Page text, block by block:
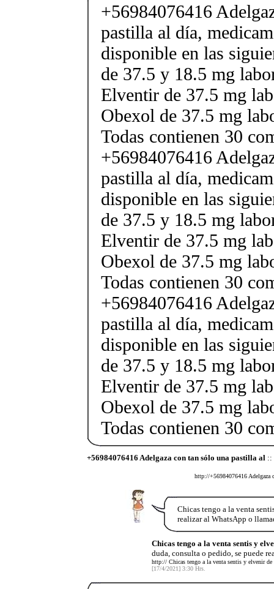
+56984076416
pastilla al día,
disponible en las
de 37.5 y 18.5 mg
Elventir de 37.5 mg
Obexol de 37.5 mg
Todas contienen 30
+56984076416
pastilla al día,
disponible en las
de 37.5 y 18.5 mg
Elventir de 37.5 mg
Obexol de 37.5 mg
Todas contienen 30
+56984076416
pastilla al día,
disponible en las
de 37.5 y 18.5 mg
Elventir de 37.5 mg
Obexol de 37.5 mg
Todas contienen 30
+56984076416 Adelgaza con tan sólo una pastilla al ::
http://+56984076416 Adelgaza
Chicas tengo a la venta
realizar al WhatsApp o
Chicas tengo a la venta sentis y
duda, consulta o pedido, se puede
http:// Chicas tengo a la venta sentis y elvenir
[17/4/2021] 3:30 Hrs.